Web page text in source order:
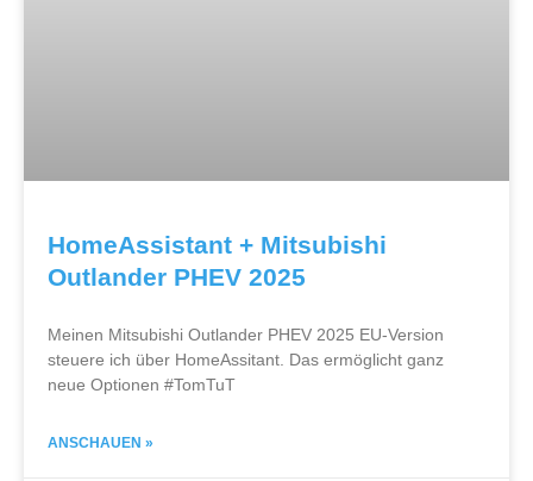
HomeAssistant + Mitsubishi
Outlander PHEV 2025
Meinen Mitsubishi Outlander PHEV 2025 EU-Version
steuere ich über HomeAssitant. Das ermöglicht ganz
neue Optionen #TomTuT
ANSCHAUEN »